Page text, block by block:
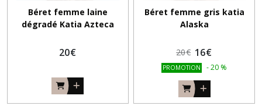
Béret femme laine
dégradé Katia Azteca
20€
Béret femme gris katia
Alaska
20€ 16€
PROMOTION -20 %